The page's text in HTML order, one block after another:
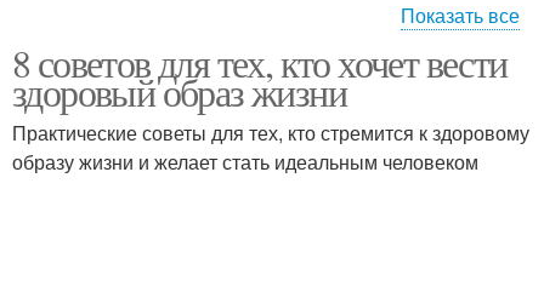
Психологические тесты Тесты на личность
Показать все
8 советов для тех, кто хочет вести
здоровый образ жизни
Практические советы для тех, кто стремится к здоровому
образу жизни и желает стать идеальным человеком